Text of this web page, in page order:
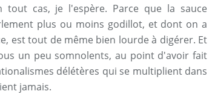
tout cas, je l'espère. Parce que la sauce
plus ou moins godillot, et dont on a
est tout de même bien lourde à digérer. Et
un peu somnolents, au point d'avoir fait
délétères qui se multiplient dans
jamais.